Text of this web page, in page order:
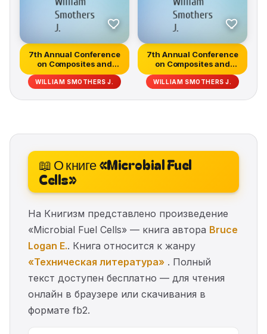
7th Annual Conference
on Composites and
Advanced C...
WILLIAM SMOTHERS J.
7th Annual Conference
on Composites and
Advanced C...
WILLIAM SMOTHERS J.
📖 О книге «Microbial Fuel
Cells»
На Книгизм представлено произведение
«Microbial Fuel Cells» — книга автора Bruce
Logan E.. Книга относится к жанру
«Техническая литература» . Полный
текст доступен бесплатно — для чтения
онлайн в браузере или скачивания в
формате fb2.